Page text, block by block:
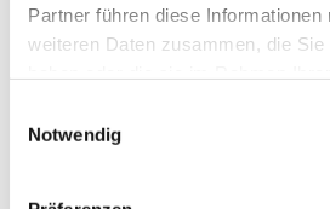
Partner führen diese
weiteren Daten zusammen, die Sie
Cookies, wenn Sie unsere
Notwendig
Neben Wasser, Waschmittel
auch Abnutzung,
Maschine bei jedem
Wie hoch der tatsächliche
Steuererklärung angegeben
Verbraucherschutzverbänden